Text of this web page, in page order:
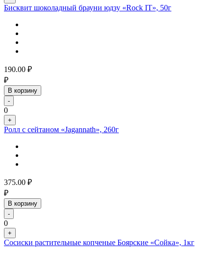
Бисквит шоколадный брауни юдзу «Rock IT», 50г
190.00 ₽
₽
В корзину
-
0
+
Ролл с сейтаном «Jagannath», 260г
375.00 ₽
₽
В корзину
-
0
+
Сосиски растительные копченые Боярские «Сойка», 1кг